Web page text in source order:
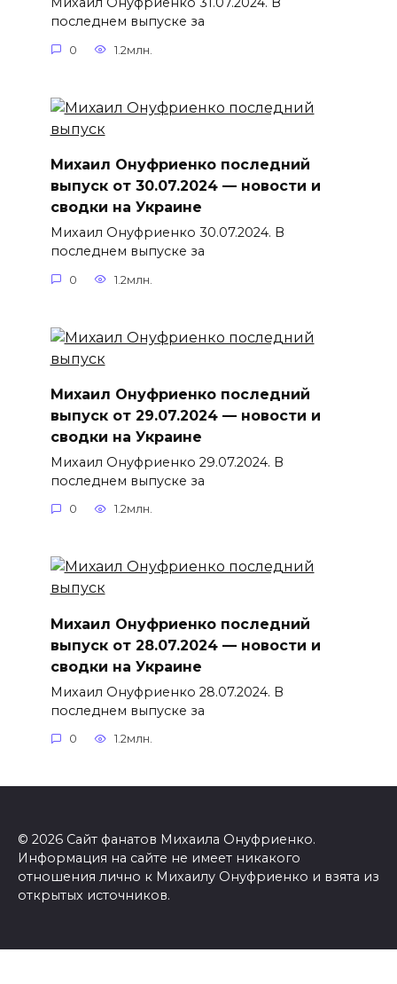
последнем выпуске за
0 1.2млн.
Михаил Онуфриенко последний
выпуск от 30.07.2024 — новости и
сводки на Украине
Михаил Онуфриенко 30.07.2024. В
последнем выпуске за
0 1.2млн.
Михаил Онуфриенко последний
выпуск от 29.07.2024 — новости и
сводки на Украине
Михаил Онуфриенко 29.07.2024. В
последнем выпуске за
0 1.2млн.
Михаил Онуфриенко последний
выпуск от 28.07.2024 — новости и
сводки на Украине
Михаил Онуфриенко 28.07.2024. В
последнем выпуске за
0 1.2млн.
© 2026 Сайт фанатов Михаила Онуфриенко.
Информация на сайте не имеет никакого
отношения лично к Михаилу Онуфриенко и взята из
открытых источников.